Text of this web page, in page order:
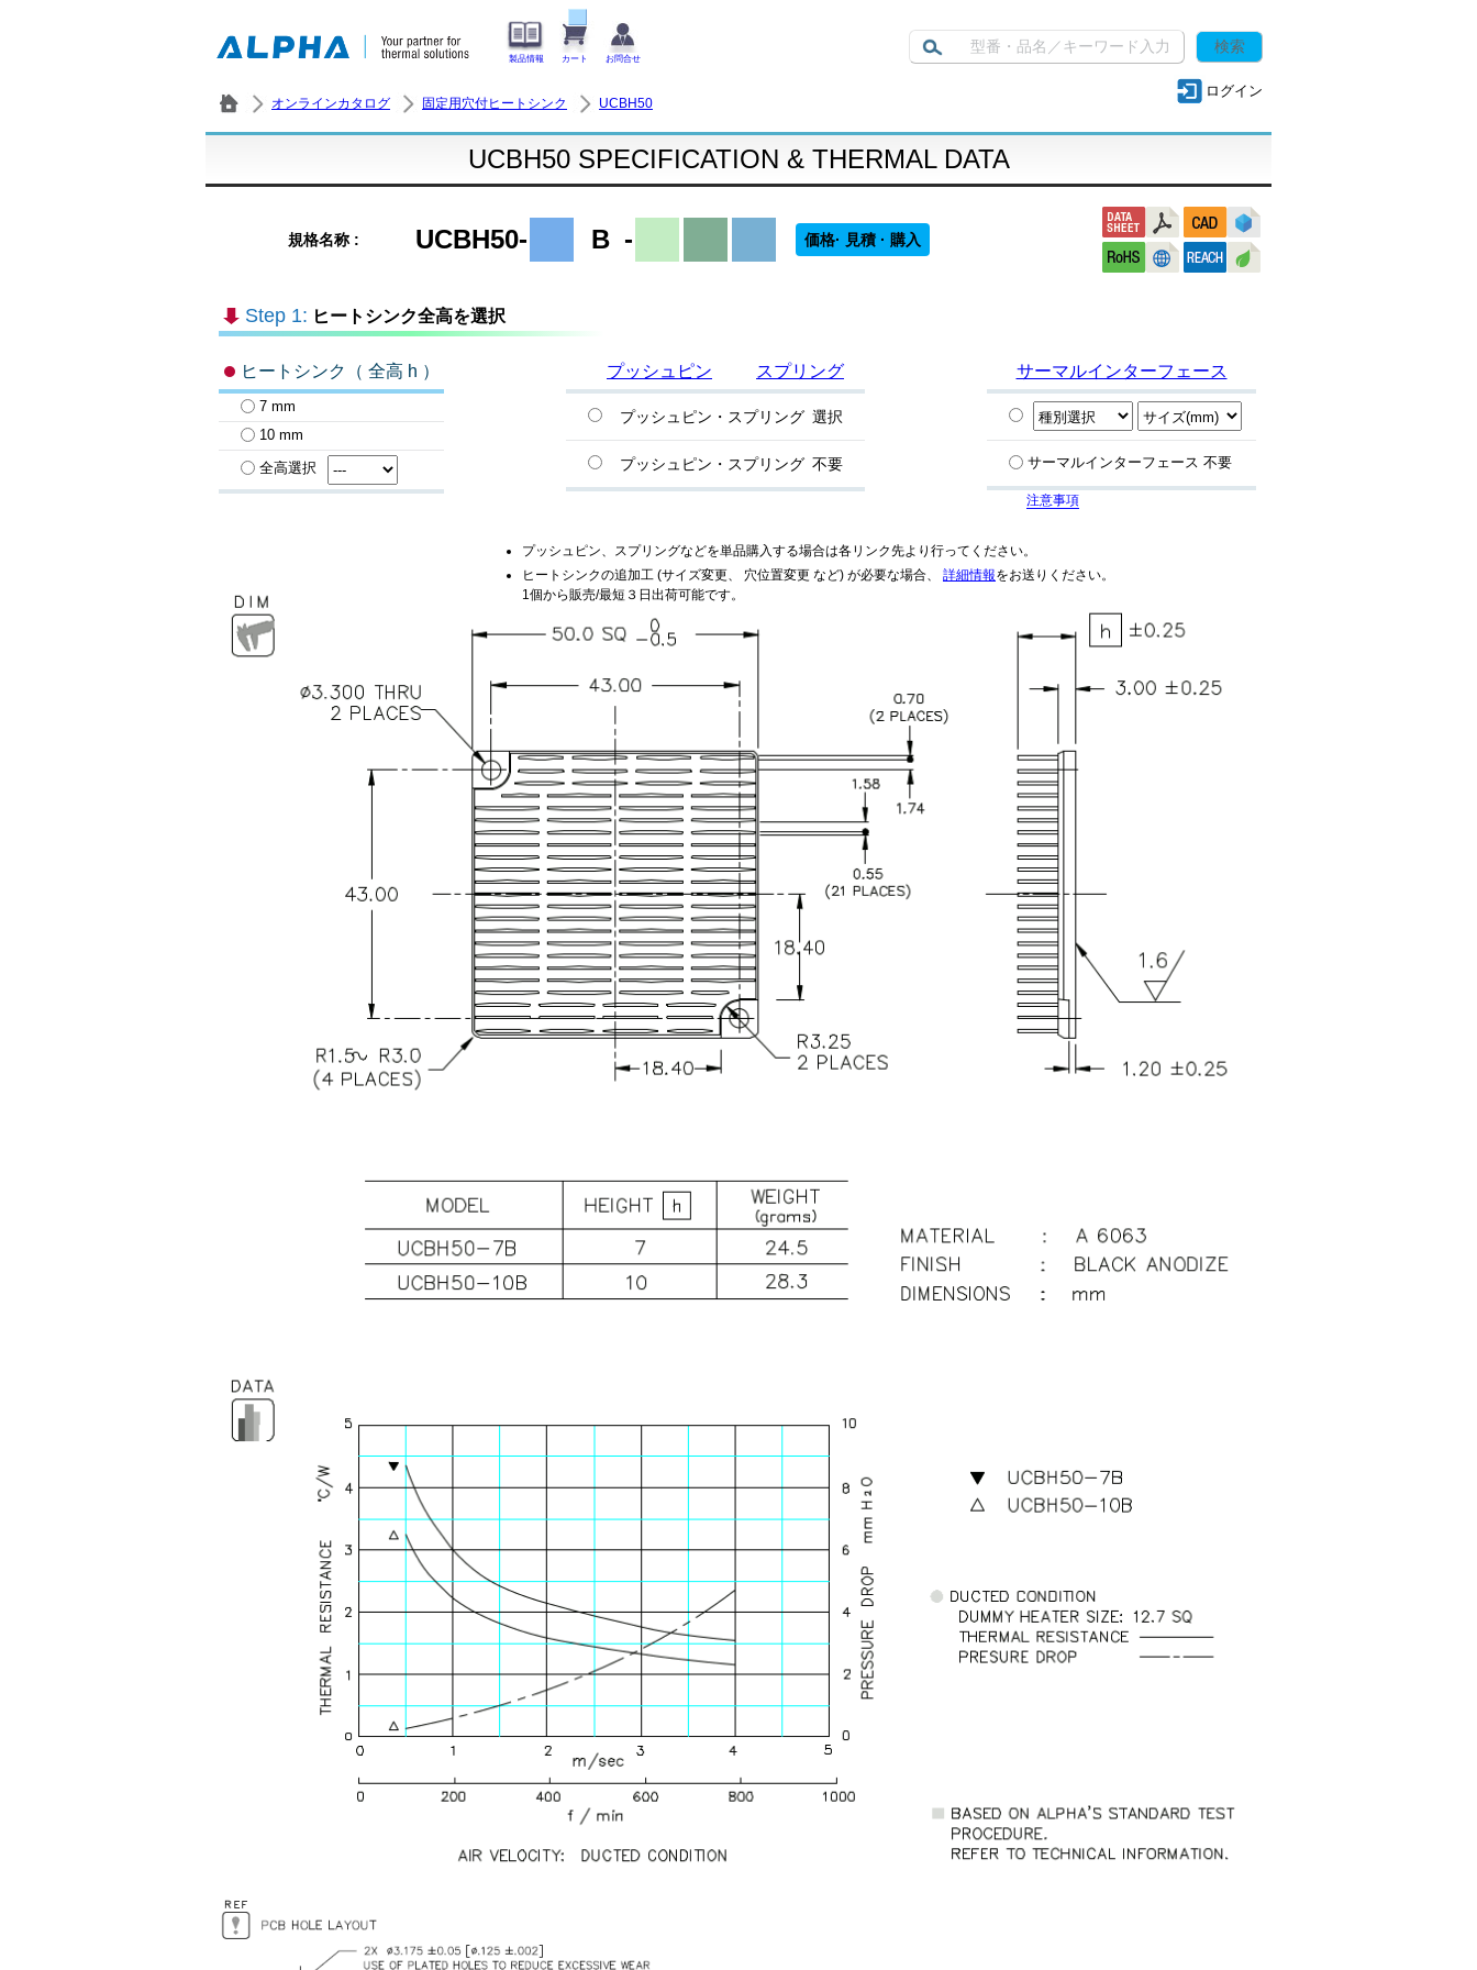
製品情報 カート お問合せ
ログイン
オンラインカタログ 固定用穴付ヒートシンク UCBH50
UCBH50 SPECIFICATION & THERMAL DATA
規格名称 : UCBH50- B - 価格· 見積 · 購入
Step 1: ヒートシンク全高を選択
ヒートシンク（ 全高 h ）
7 mm
10 mm
全高選択
プッシュピン スプリング
プッシュピン・スプリング 選択
プッシュピン・スプリング 不要
サーマルインターフェース
サーマルインターフェース 不要
注意事項
プッシュピン、スプリングなどを単品購入する場合は各リンク先より行ってください。
ヒートシンクの追加工 (サイズ変更、 穴位置変更 など) が必要な場合、 詳細情報をお送りください。
1個から販売/最短３日出荷可能です。